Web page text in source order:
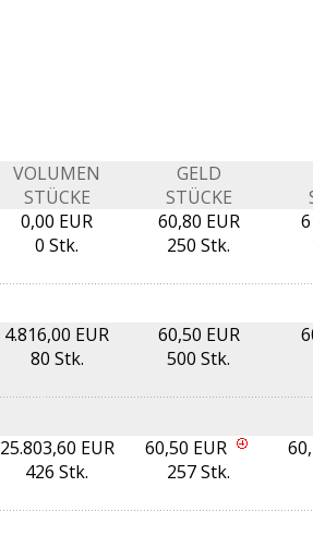
VOLUMEN
STÜCKE
GELD
STÜCKE
0,00 EUR
0 Stk.
60,80 EUR
250 Stk.
4.816,00 EUR
80 Stk.
60,50 EUR
500 Stk.
25.803,60 EUR
426 Stk.
60,50 EUR
257 Stk.